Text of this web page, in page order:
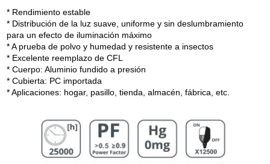
* Rendimiento estable
* Distribución de la luz suave, uniforme y sin deslumbramiento
para un efecto de iluminación máximo
* A prueba de polvo y humedad y resistente a insectos
* Excelente reemplazo de CFL
* Cuerpo: Aluminio fundido a presión
* Cubierta: PC importada
* Aplicaciones: hogar, pasillo, tienda, almacén, fábrica, etc.